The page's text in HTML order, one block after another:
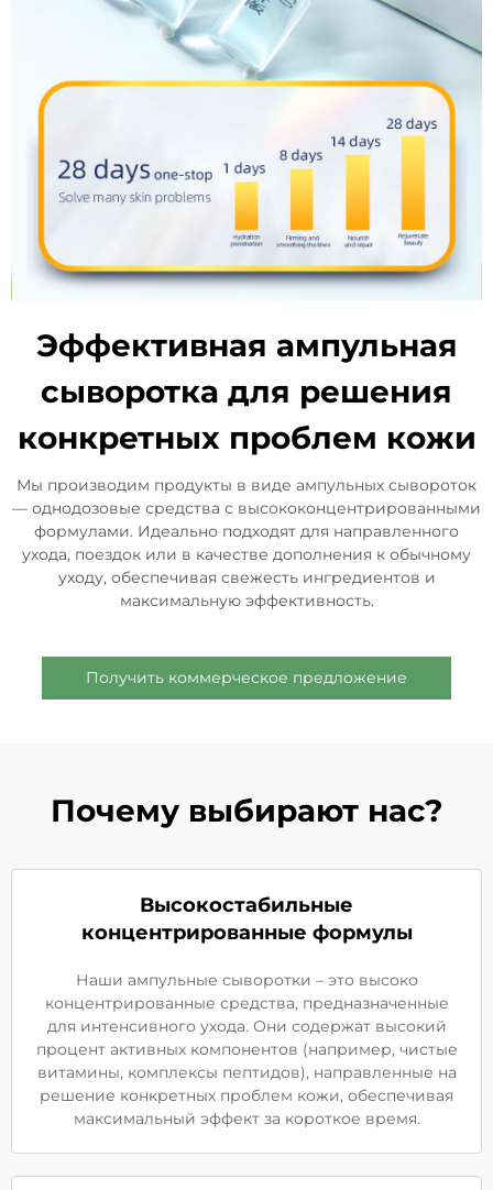
Эффективная ампульная
сыворотка для решения
конкретных проблем кожи
Мы производим продукты в виде ампульных сывороток
— однодозовые средства с высококонцентрированными
формулами. Идеально подходят для направленного
ухода, поездок или в качестве дополнения к обычному
уходу, обеспечивая свежесть ингредиентов и
максимальную эффективность.
Получить коммерческое предложение
Почему выбирают нас?
Высокостабильные
концентрированные формулы
Наши ампульные сыворотки – это высоко
концентрированные средства, предназначенные
для интенсивного ухода. Они содержат высокий
процент активных компонентов (например, чистые
витамины, комплексы пептидов), направленные на
решение конкретных проблем кожи, обеспечивая
максимальный эффект за короткое время.